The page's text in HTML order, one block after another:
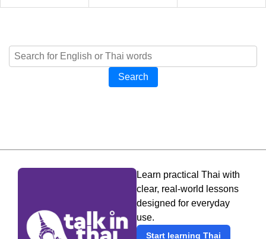
Search
Learn practical Thai with
clear, real-world lessons
designed for everyday
use.
Start learning Thai